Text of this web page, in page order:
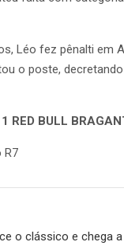
Léo fez pênalti em
o poste,
RED BULL
R7
o clássico e chega